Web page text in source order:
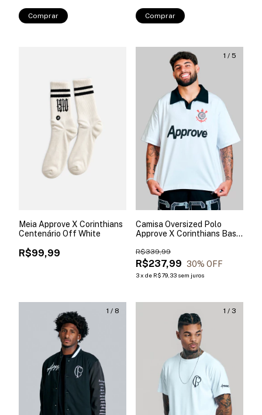
Comprar Comprar
Meia Approve X Corinthians
Centenário Off White
R$99,99
1 / 5
Camisa Oversized Polo
Approve X Corinthians Basic
R$237,99
R$339,99
30% OFF
3x de R$79,33 sem juros
1 / 8 1 / 3